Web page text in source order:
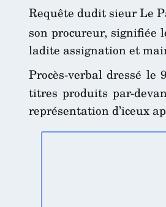
Requête dudit sieur Le
son procureur, signifiée
ladite assignation et
Procès-verbal dressé le
titres produits par-
représentation d’iceux